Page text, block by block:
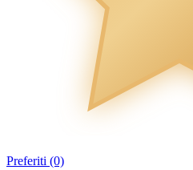
Preferiti (0)